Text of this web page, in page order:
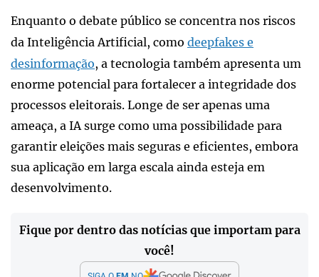
Enquanto o debate público se concentra nos riscos
da Inteligência Artificial, como deepfakes e
desinformação, a tecnologia também apresenta um
enorme potencial para fortalecer a integridade dos
processos eleitorais. Longe de ser apenas uma
ameaça, a IA surge como uma possibilidade para
garantir eleições mais seguras e eficientes, embora
sua aplicação em larga escala ainda esteja em
desenvolvimento.
Fique por dentro das notícias que importam para
você!